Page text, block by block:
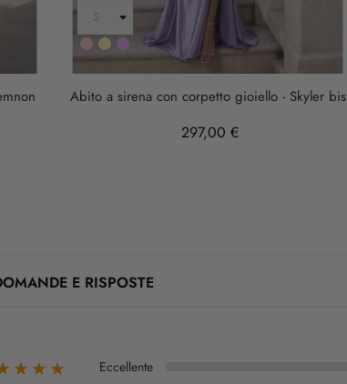
RosaOroLILLA
Abito a sirena con corpetto gioiello - Skyler bis
297,00 €
E RISPOSTE
Eccellente